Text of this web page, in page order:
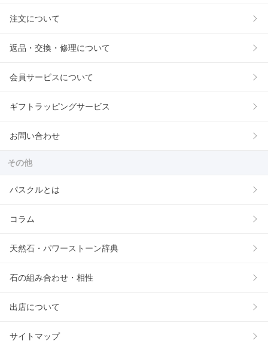
注文について
返品・交換・修理について
会員サービスについて
ギフトラッピングサービス
お問い合わせ
その他
パスクルとは
コラム
天然石・パワーストーン辞典
石の組み合わせ・相性
出店について
サイトマップ